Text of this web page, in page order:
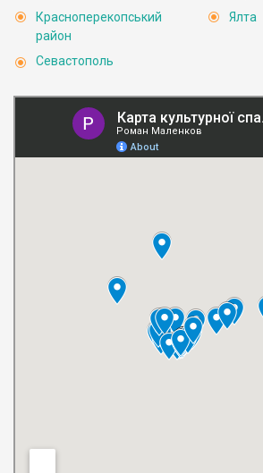
Красноперекопський
район
Севастополь
Ялта